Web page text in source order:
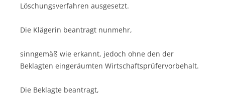
Löschungsverfahren ausgesetzt.
Die Klägerin beantragt nunmehr,
sinngemäß wie erkannt, jedoch ohne den der
Beklagten eingeräumten Wirtschaftsprüfervorbehalt.
Die Beklagte beantragt,